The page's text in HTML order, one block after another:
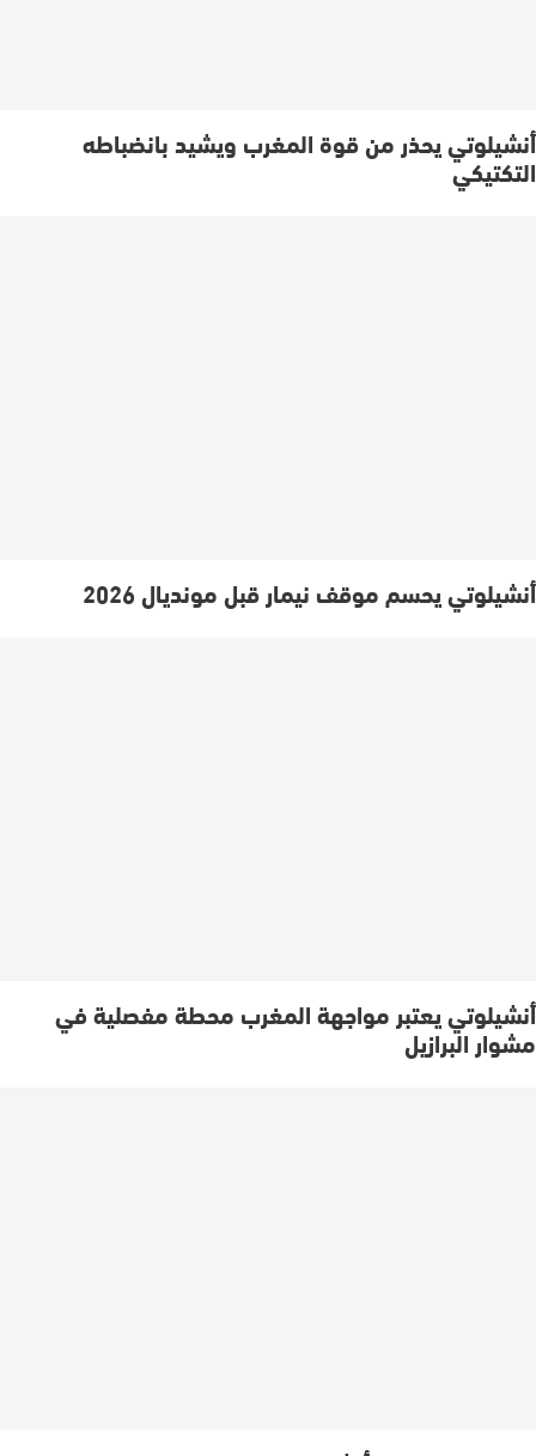
أنشيلوتي يحذر من قوة المغرب ويشيد بانضباطه
التكتيكي
أنشيلوتي يحسم موقف نيمار قبل مونديال 2026
أنشيلوتي يعتبر مواجهة المغرب محطة مفصلية في
مشوار البرازيل